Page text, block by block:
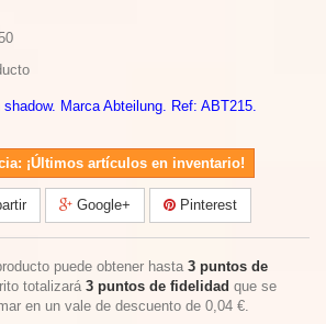
Marca Abteilung. Ref: ABT215.
¡Últimos artículos en inventario!
Google+ Pinterest
puede obtener hasta 3 puntos de
totalizará 3 puntos de fidelidad que se
en un vale de descuento de 0,04 €.